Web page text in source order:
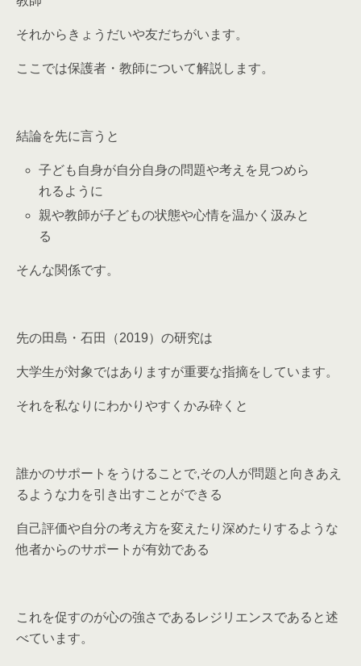
それからきょうだいや友だちがいます。
ここでは保護者・教師について解説します。
結論を先に言うと
子ども自身が自分自身の問題や考えを見つめら
れるように
親や教師が子どもの状態や心情を温かく汲みと
る
そんな関係です。
先の田島・石田（2019）の研究は
大学生が対象ではありますが重要な指摘をしています。
それを私なりにわかりやすくかみ砕くと
誰かのサポートをうけることで,その人が問題と向きあえ
るような力を引き出すことができる
自己評価や自分の考え方を変えたり深めたりするような
他者からのサポートが有効である
これを促すのが心の強さであるレジリエンスであると述
べています。